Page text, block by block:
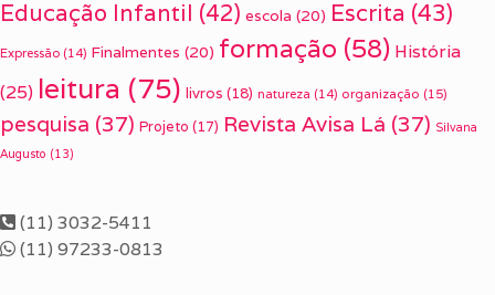
Educação Infantil (42) escola (20) Escrita (43)
Expressão (14) Finalmentes (20) formação (58) História
(25) leitura (75) livros (18) natureza (14) organização (15)
pesquisa (37) Projeto (17) Revista Avisa Lá (37) Silvana
Augusto (13)
(11) 3032-5411
(11) 97233-0813